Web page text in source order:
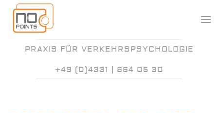
PRAXIS FÜR VERKEHRSPSYCHOLOGIE
+49 (0)4331 | 664 05 30